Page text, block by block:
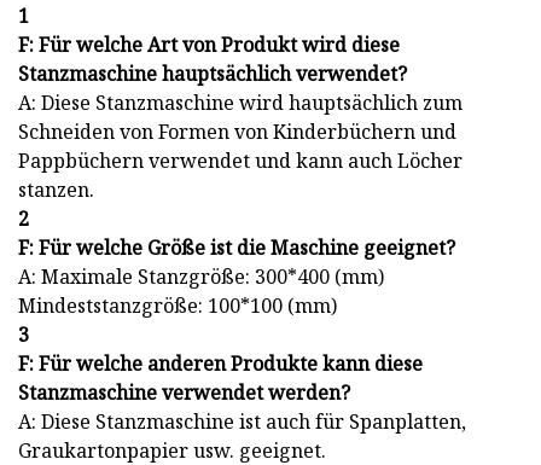
1
F: Für welche Art von Produkt wird diese
Stanzmaschine hauptsächlich verwendet?
A: Diese Stanzmaschine wird hauptsächlich zum
Schneiden von Formen von Kinderbüchern und
Pappbüchern verwendet und kann auch Löcher
stanzen.
2
F: Für welche Größe ist die Maschine geeignet?
A: Maximale Stanzgröße: 300*400 (mm)
Mindeststanzgröße: 100*100 (mm)
3
F: Für welche anderen Produkte kann diese
Stanzmaschine verwendet werden?
A: Diese Stanzmaschine ist auch für Spanplatten,
Graukartonpapier usw. geeignet.